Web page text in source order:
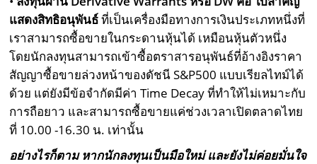
แสดงสิทธิอนุพันธ์ที่เป็นเครื่องมือทางการเงินประเภทหนึ่งที่
เราสามารถซื้อขายในกระดานหุ้นได้ เหมือนหุ้นตัวหนึ่ง
โดยนักลงทุนสามารถเข้าซื้อตราสารอนุพันธ์ที่อ้างอิงราคา
สัญญาซื้อขายล่วงหน้าของดัชนี S&P500 แบบเรียลไทม์ได้
ด้วย แต่ยังมีข้อจำกัดมีค่า Time Decay ที่ทำให้ไม่เหมาะกับ
การถือยาว และสามารถซื้อขายแค่ช่วงเวลาเปิดตลาดไทย
ที่ 10.00 -16.30 น. เท่านั้น
อย่างไรก็ตาม หากนักลงทุนเป็นมือใหม่ และยังไม่ค่อยมั่นใจ